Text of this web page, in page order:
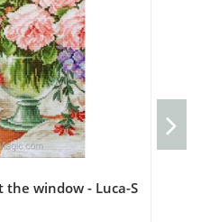
the window - Luca-S